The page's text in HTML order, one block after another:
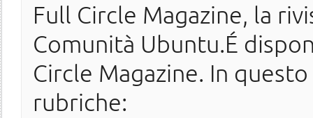
Full Circle Magazine, la
Comunità Ubuntu.É
Circle Magazine. In
rubriche: